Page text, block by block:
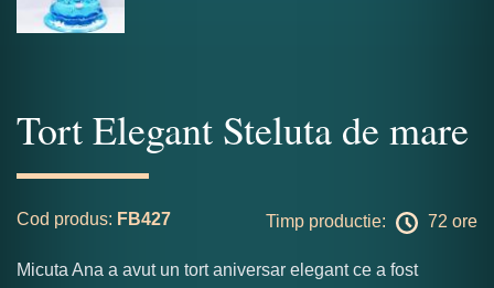
Tort Elegant Steluta de mare
Cod produs: FB427 Timp productie: 72 ore
Micuta Ana a avut un tort aniversar elegant ce a fost